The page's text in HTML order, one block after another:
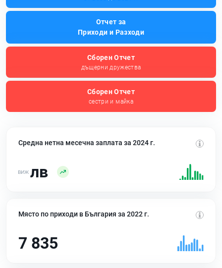
Отчет за
Приходи и Разходи
Сборен Отчет
дъщерни дружества
Сборен Отчет
сестри и майка
Средна нетна месечна заплата за 2024 г.
лв
Място по приходи в България за 2022 г.
7 835